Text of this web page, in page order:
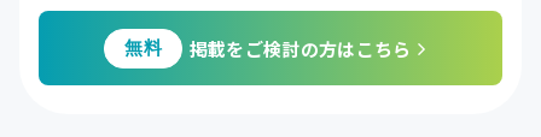
無料 掲載をご検討の方はこちら